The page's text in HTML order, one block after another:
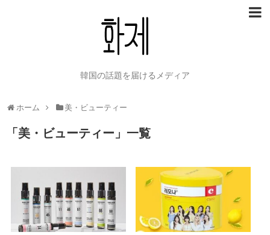
韓国の話題を届けるメディア
ホーム 美・ビューティー
「美・ビューティー 」 一覧